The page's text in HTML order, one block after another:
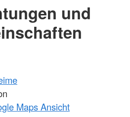
und
Maps Ansicht